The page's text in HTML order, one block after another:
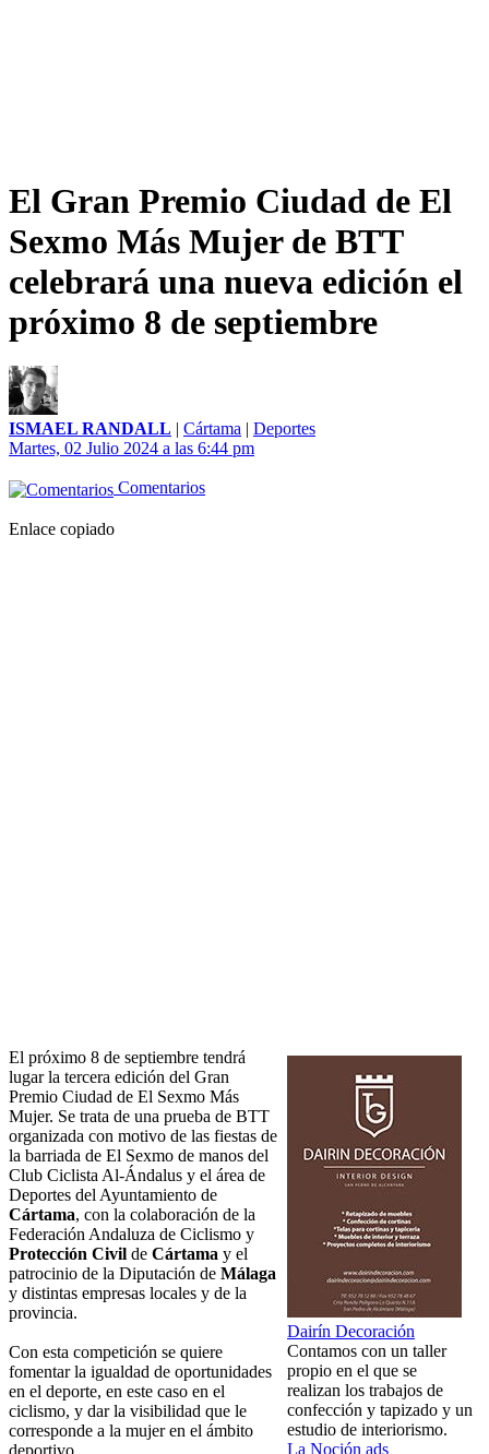
El Gran Premio Ciudad de El
Sexmo Más Mujer de BTT
celebrará una nueva edición el
próximo 8 de septiembre
ISMAEL RANDALL | Cártama | Deportes
Martes, 02 Julio 2024 a las 6:44 pm
Comentarios
Enlace copiado
Dairín Decoración
Contamos con un taller
propio en el que se
realizan los trabajos de
confección y tapizado y un
estudio de interiorismo.
La Noción ads
El próximo 8 de septiembre tendrá
lugar la tercera edición del Gran
Premio Ciudad de El Sexmo Más
Mujer. Se trata de una prueba de BTT
organizada con motivo de las fiestas de
la barriada de El Sexmo de manos del
Club Ciclista Al-Ándalus y el área de
Deportes del Ayuntamiento de
Cártama, con la colaboración de la
Federación Andaluza de Ciclismo y
Protección Civil de Cártama y el
patrocinio de la Diputación de Málaga
y distintas empresas locales y de la
provincia.
Con esta competición se quiere
fomentar la igualdad de oportunidades
en el deporte, en este caso en el
ciclismo, y dar la visibilidad que le
corresponde a la mujer en el ámbito
deportivo.